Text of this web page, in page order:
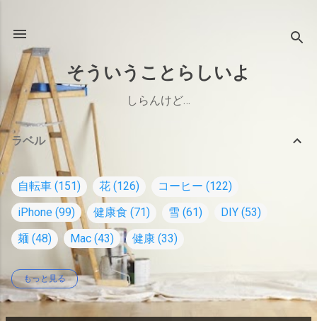
そういうことらしいよ
しらんけど…
ラベル
自転車 151 花 126 コーヒー 122
iPhone 99 健康食 71 雪 61 DIY 53
麺 48 Mac 43 健康 33
オーディオ 26 家 23
22
Windows 18 水出しコーヒー 17
もっと見る